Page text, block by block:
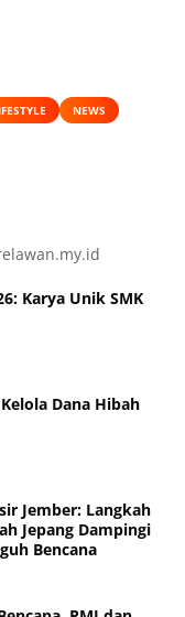
NEWS
Karya Unik SMK
Dana Hibah
Jember: Langkah
Jepang Dampingi
Bencana